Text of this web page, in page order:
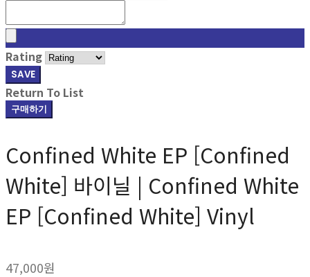
Rating
SAVE
Return To List
구매하기
Confined White EP [Confined
White] 바이닐 | Confined White
EP [Confined White] Vinyl
47,000원